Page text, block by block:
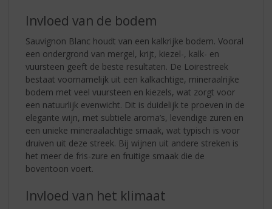
Invloed van de bodem
Sauvignon Blanc houdt van een kalkrijke bodem. Vooral
een ondergrond van mergel, krijt, kiezel-, kalk- en
vuursteen geeft de beste resultaten. De Loirestreek
bestaat voornamelijk uit een kalkachtige, mineraalrijke
bodem met veel vuursteen en kiezels, wat zorgt voor
een natuurlijk evenwicht. Dit is duidelijk te proeven in de
elegante wijn, met subtiele aroma’s, levendige zuren en
een unieke mineraalachtige smaak, wat typisch is voor
druiven uit deze streek. Bij wijnen uit andere streken is
het meer de fris-zure en fruitige smaak die de
boventoon voert.
Invloed van het klimaat